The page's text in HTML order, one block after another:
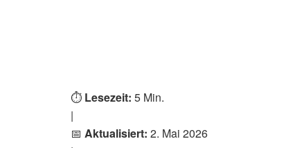
⏱️ Lesezeit: 5 Min.
|
📅 Aktualisiert: 2. Mai 2026